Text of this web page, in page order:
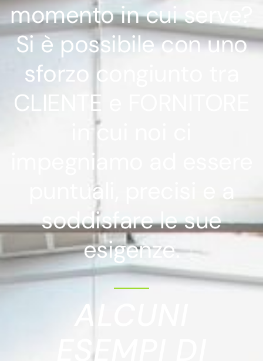
momento in cui serve?
Si è possibile con uno
sforzo congiunto tra
CLIENTE e FORNITORE
in cui noi ci
impegniamo ad essere
puntuali, precisi e a
soddisfare le sue
esigenze.
ALCUNI
ESEMPI DI